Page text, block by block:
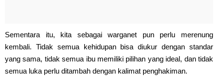
Sementara itu, kita sebagai warganet pun perlu merenung
kembali. Tidak semua kehidupan bisa diukur dengan standar
yang sama, tidak semua ibu memiliki pilihan yang ideal, dan tidak
semua luka perlu ditambah dengan kalimat penghakiman.